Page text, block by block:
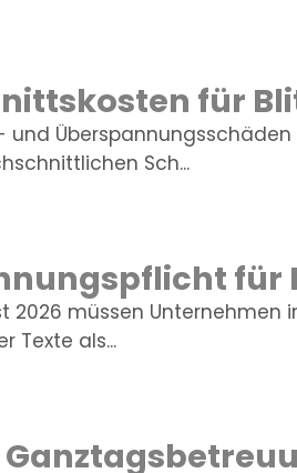
für
und
Sch...
2026 müssen
Texte als...